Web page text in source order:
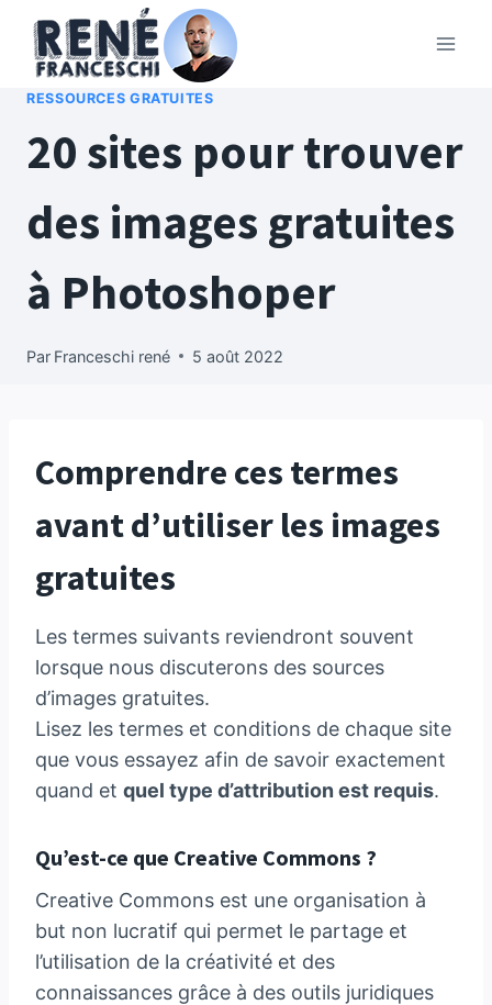
contenu
RESSOURCES GRATUITES
20 sites pour trouver
des images gratuites
à Photoshoper
Par Franceschi rené 5 août 2022
Comprendre ces termes
avant d’utiliser les images
gratuites
Les termes suivants reviendront souvent
lorsque nous discuterons des sources
d’images gratuites.
Lisez les termes et conditions de chaque site
que vous essayez afin de savoir exactement
quand et quel type d’attribution est requis.
Qu’est-ce que Creative Commons ?
Creative Commons est une organisation à
but non lucratif qui permet le partage et
l’utilisation de la créativité et des
connaissances grâce à des outils juridiques